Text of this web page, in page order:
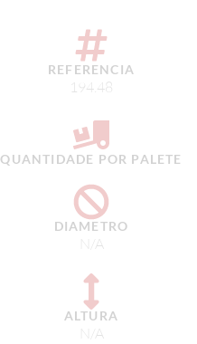
REFERENCIA
194.48
QUANTIDADE POR PALETE
DIAMETRO
N/A
ALTURA
N/A